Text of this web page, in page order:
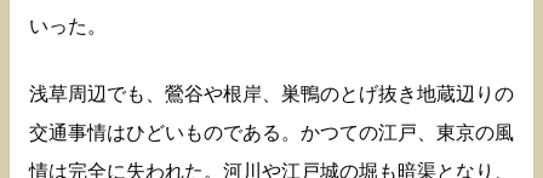
いった。
浅草周辺でも、鶯谷や根岸、巣鴨のとげ抜き地蔵辺りの
交通事情はひどいものである。かつての江戸、東京の風
情は完全に失われた。河川や江戸城の堀も暗渠となり、